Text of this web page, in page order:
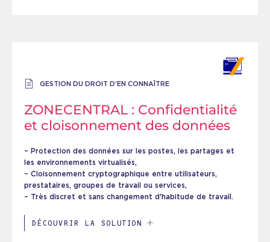
GESTION DU DROIT D’EN CONNAÎTRE
ZONECENTRAL : Confidentialité
et cloisonnement des données
– Protection des données sur les postes, les partages et
les environnements virtualisés,
– Cloisonnement cryptographique entre utilisateurs,
prestataires, groupes de travail ou services,
– Très discret et sans changement d'habitude de travail.
DÉCOUVRIR LA SOLUTION